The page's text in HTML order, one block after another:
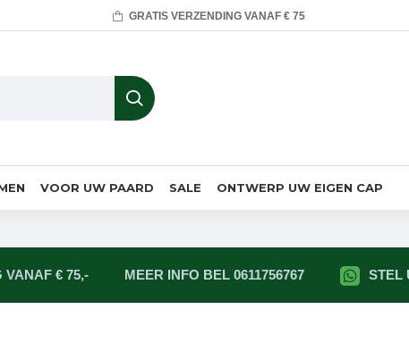
GRATIS VERZENDING VANAF € 75
VOOR UW PAARD SALE ONTWERP UW EIGEN CAP
VANAF € 75,- MEER INFO BEL 0611756767 STEL